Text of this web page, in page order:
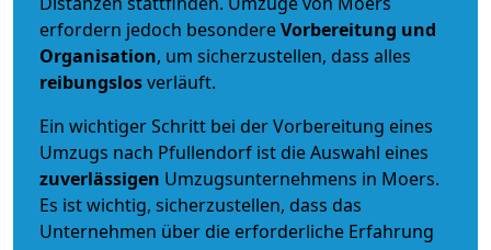
erfordern jedoch besondereVorbereitung und
Organisation, um sicherzustellen, dass alles
reibungslosverläuft.
Ein wichtiger Schritt bei der Vorbereitung eines
Umzugs nach Pfullendorf ist die Auswahl eines
zuverlässigen Umzugsunternehmens in Moers.
Es ist wichtig, sicherzustellen, dass das
Unternehmen über die erforderliche Erfahrung